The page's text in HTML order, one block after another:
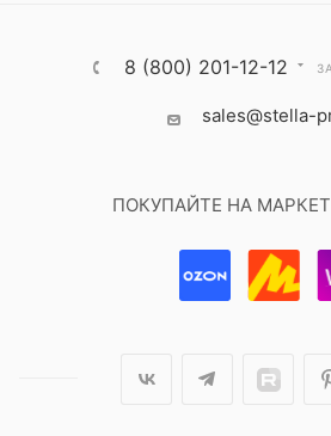
8 (800) 201-12-12
sales@stella-
ПОКУПАЙТЕ НА